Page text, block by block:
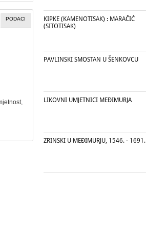
PODACI
KIPKE (KAMENOTISAK) : MARAČIĆ
(SITOTISAK)
PAVLINSKI SMOSTAN U ŠENKOVCU
LIKOVNI UMJETNICI MEĐIMURJA
ZRINSKI U MEĐIMURJU, 1546. - 1691.